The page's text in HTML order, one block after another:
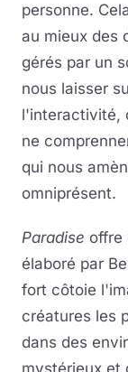
personne.
au mieux des
gérés par un
nous laisser
l'interactivité,
ne
qui nous
omniprésent.
Paradise offre
élaboré par
fort côtoie
créatures les
dans des
mystérieux et